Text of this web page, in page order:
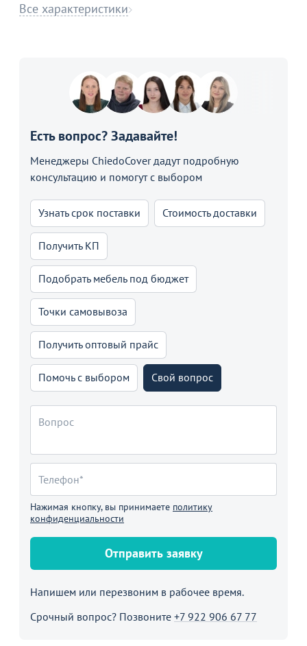
Все характеристики
Есть вопрос? Задавайте!
Менеджеры ChiedoCover дадут подробную
консультацию и помогут с выбором
Узнать срок поставки Стоимость доставки
Получить КП
Подобрать мебель под бюджет
Точки самовывоза
Получить оптовый прайс
Помочь с выбором Свой вопрос
Нажимая кнопку, вы принимаете политику
конфиденциальности
Отправить заявку
Напишем или перезвоним в рабочее время.
Срочный вопрос? Позвоните +7 922 906 67 77